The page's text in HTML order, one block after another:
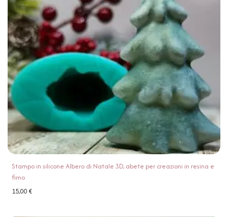
Stampo in silicone Albero di Natale 3D, abete per creazioni in resina e
fimo
15,00€